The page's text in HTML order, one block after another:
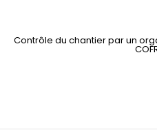
Contrôle du chantier par un